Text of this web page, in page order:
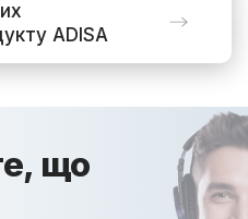
ADISA
що